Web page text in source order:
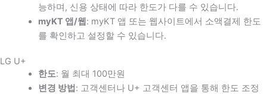
능하며, 신용 상태에 따라 한도가 다를 수 있습니다.
myKT 앱/웹 : myKT 앱 또는 웹사이트에서 소액결제 한도
를 확인하고 설정할 수 있습니다.
LG U+
한도: 월 최대 100만원
변경 방법 : 고객센터나 U+ 고객센터 앱을 통해 한도 조정